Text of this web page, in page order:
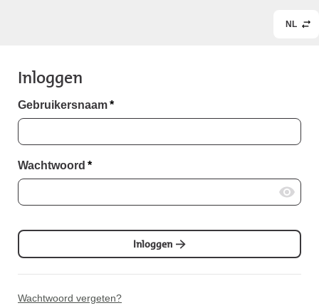
NL
Inloggen
Gebruikersnaam*
Wachtwoord *
Inloggen
Wachtwoord vergeten?